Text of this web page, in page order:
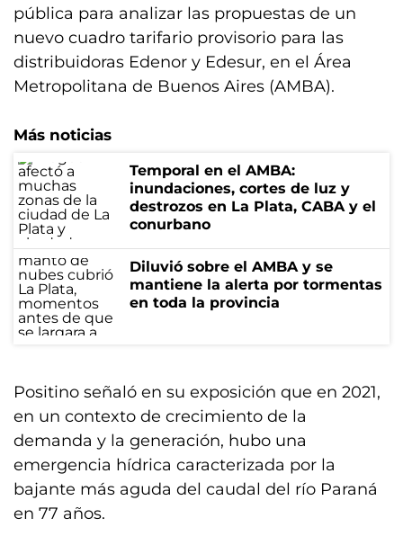
pública para analizar las propuestas de un
nuevo cuadro tarifario provisorio para las
distribuidoras Edenor y Edesur, en el Área
Metropolitana de Buenos Aires (AMBA).
Más noticias
Temporal en el AMBA:
inundaciones, cortes de luz y
destrozos en La Plata, CABA y el
conurbano
Diluvió sobre el AMBA y se
mantiene la alerta por tormentas
en toda la provincia
Positino señaló en su exposición que en 2021,
en un contexto de crecimiento de la
demanda y la generación, hubo una
emergencia hídrica caracterizada por la
bajante más aguda del caudal del río Paraná
en 77 años.